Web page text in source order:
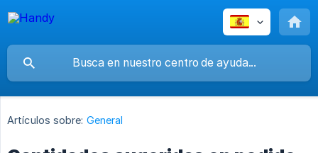
Artículos sobre: General